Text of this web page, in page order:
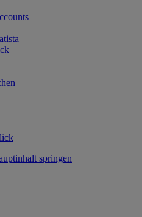
springen